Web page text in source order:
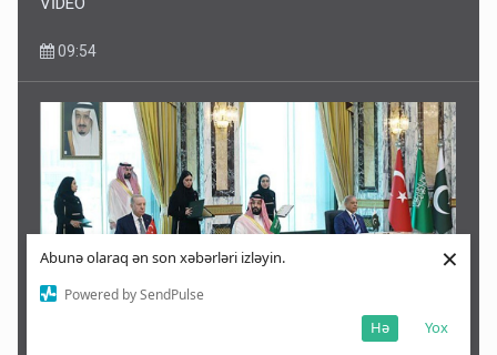
Abunə olaraq ən son xəbərləri izləyin.
Powered by SendPulse
Yox
Hə
×
09:54